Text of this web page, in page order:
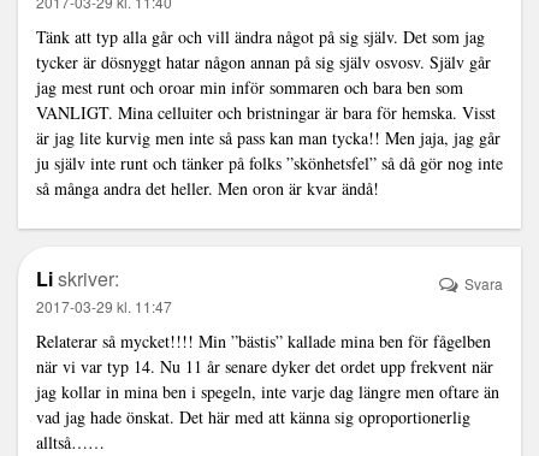
Tänk att typ alla går och vill ändra något på sig själv. Det som jag
tycker är dösnyggt hatar någon annan på sig själv osvosv. Själv går
jag mest runt och oroar min inför sommaren och bara ben som
VANLIGT. Mina celluiter och bristningar är bara för hemska. Visst
är jag lite kurvig men inte så pass kan man tycka!! Men jaja, jag går
ju själv inte runt och tänker på folks ”skönhetsfel” så då gör nog inte
så många andra det heller. Men oron är kvar ändå!
Liskriver:
2017-03-29 kl. 11:47
Relaterar så mycket!!!! Min ”bästis” kallade mina ben för fågelben
när vi var typ 14. Nu 11 år senare dyker det ordet upp frekvent när
jag kollar in mina ben i spegeln, inte varje dag längre men oftare än
vad jag hade önskat. Det här med att känna sig oproportionerlig
alltså……
Svara